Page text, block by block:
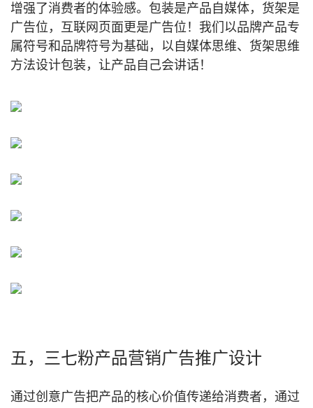
增强了消费者的体验感。包装是产品自媒体，货架是
广告位，互联网页面更是广告位！我们以品牌产品专
属符号和品牌符号为基础，以自媒体思维、货架思维
方法设计包装，让产品自己会讲话！
五，三七粉产品营销广告推广设计
通过创意广告把产品的核心价值传递给消费者，通过